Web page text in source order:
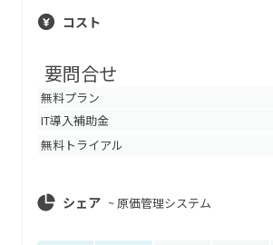
コスト
要問合せ
無料プラン
IT導入補助金
無料トライアル
シェア ~ 原価管理システム